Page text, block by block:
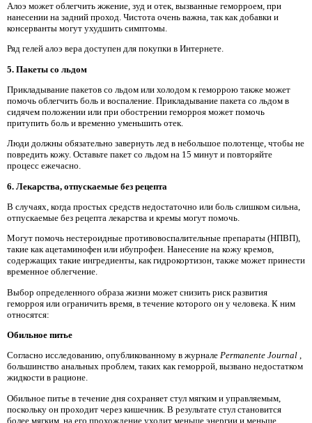
Алоэ может облегчить жжение, зуд и отек, вызванные геморроем, при
нанесении на задний проход. Чистота очень важна, так как добавки и
консерванты могут ухудшить симптомы.
Ряд гелей алоэ вера доступен для покупки в Интернете.
5. Пакеты со льдом
Прикладывание пакетов со льдом или холодом к геморрою также может
помочь облегчить боль и воспаление. Прикладывание пакета со льдом в
сидячем положении или при обострении геморроя может помочь
притупить боль и временно уменьшить отек.
Люди должны обязательно завернуть лед в небольшое полотенце, чтобы не
повредить кожу. Оставьте пакет со льдом на 15 минут и повторяйте
процесс ежечасно.
6. Лекарства, отпускаемые без рецепта
В случаях, когда простых средств недостаточно или боль слишком сильна,
отпускаемые без рецепта лекарства и кремы могут помочь.
Могут помочь нестероидные противовоспалительные препараты (НПВП),
такие как ацетаминофен или ибупрофен. Нанесение на кожу кремов,
содержащих такие ингредиенты, как гидрокортизон, также может принести
временное облегчение.
Выбор определенного образа жизни может снизить риск развития
геморроя или ограничить время, в течение которого он у человека. К ним
относятся:
Обильное питье
Согласно исследованию, опубликованному в журнале Permanente Journal ,
большинство анальных проблем, таких как геморрой, вызвано недостатком
жидкости в рационе.
Обильное питье в течение дня сохраняет стул мягким и управляемым,
поскольку он проходит через кишечник. В результате стул становится
более мягким, на его прохождение уходит меньше энергии и меньше